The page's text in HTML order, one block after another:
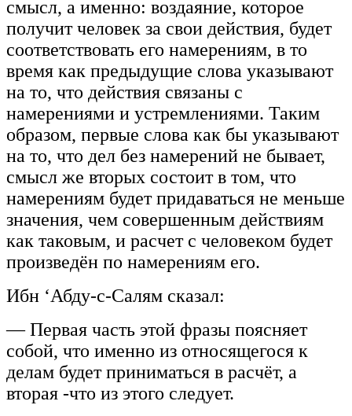
смысл, а именно: воздаяние, которое
получит человек за свои действия, будет
соответствовать его намерениям, в то
время как предыдущие слова указывают
на то, что действия связаны с
намерениями и устремлениями. Таким
образом, первые слова как бы указывают
на то, что дел без намерений не бывает,
смысл же вторых состоит в том, что
намерениям будет придаваться не меньше
значения, чем совершенным действиям
как таковым, и расчет с человеком будет
произведён по намерениям его.
Ибн ‘Абду-с-Салям сказал:
— Первая часть этой фразы поясняет
собой, что именно из относящегося к
делам будет приниматься в расчёт, а
вторая -что из этого следует.